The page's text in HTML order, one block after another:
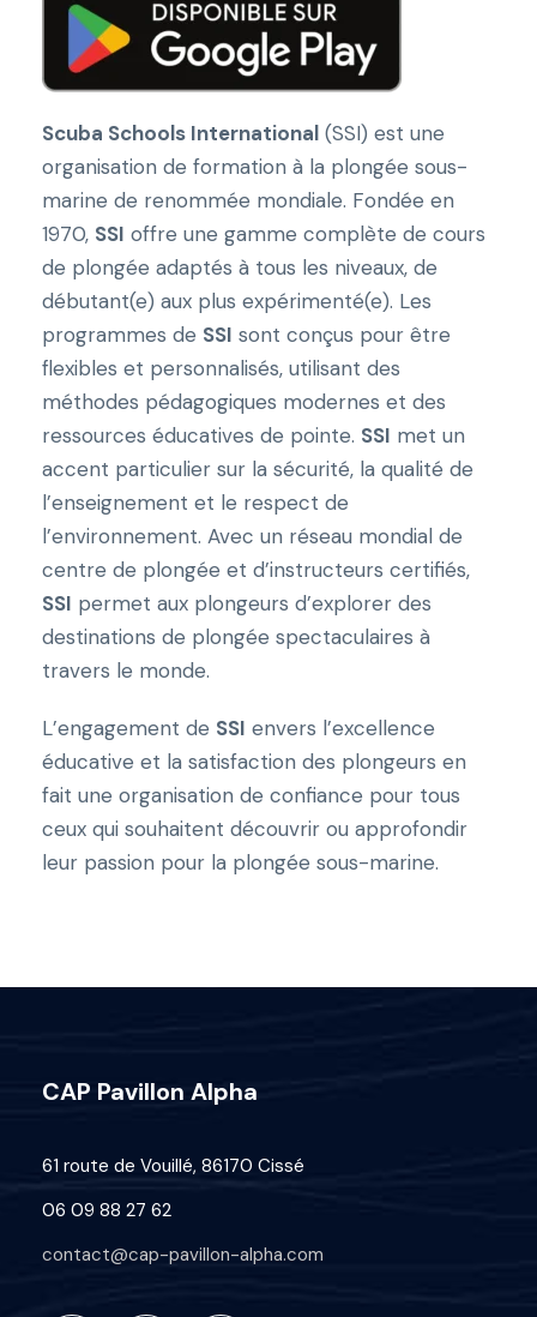
Scuba Schools International (SSI) est une
organisation de formation à la plongée sous-
marine de renommée mondiale. Fondée en
1970, SSI offre une gamme complète de cours
de plongée adaptés à tous les niveaux, de
débutant(e) aux plus expérimenté(e). Les
programmes de SSI sont conçus pour être
flexibles et personnalisés, utilisant des
méthodes pédagogiques modernes et des
ressources éducatives de pointe. SSI met un
accent particulier sur la sécurité, la qualité de
l’enseignement et le respect de
l’environnement. Avec un réseau mondial de
centre de plongée et d’instructeurs certifiés,
SSI permet aux plongeurs d’explorer des
destinations de plongée spectaculaires à
travers le monde.
L’engagement de SSI envers l’excellence
éducative et la satisfaction des plongeurs en
fait une organisation de confiance pour tous
ceux qui souhaitent découvrir ou approfondir
leur passion pour la plongée sous-marine.
CAP Pavillon Alpha
61 route de Vouillé, 86170 Cissé
06 09 88 27 62
contact@cap-pavillon-alpha.com